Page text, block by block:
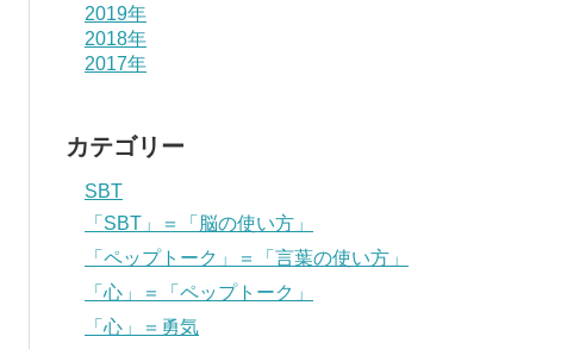
2019年
2018年
2017年
カテゴリー
SBT
「SBT」＝「脳の使い方」
「ペップトーク」＝「言葉の使い方」
「心」＝「ペップトーク」
「心」＝勇気